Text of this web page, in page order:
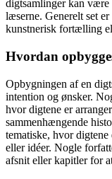
digtsamlinger kan være
læserne. Generelt set
kunstnerisk fortælling
Hvordan
Opbygningen af en
intention og ønsker.
hvor digtene er
sammenhængende
tematiske, hvor
eller idéer. Nogle
afsnit eller kapitler for